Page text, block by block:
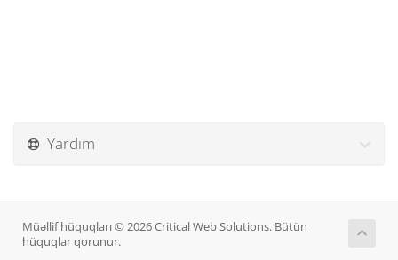
Yardım
Müəllif hüquqları © 2026 Critical Web Solutions. Bütün
hüquqlar qorunur.